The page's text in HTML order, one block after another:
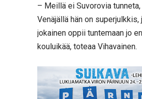
– Meillä ei Suvorovia
Venäjällä hän on superjulkkis,
jokainen oppii tuntemaan jo
kouluikää, toteaa Vihavainen.